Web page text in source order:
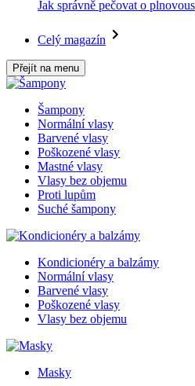
Jak správně pečovat o plnovous
Celý magazín
Přejít na menu
Šampony
Normální vlasy
Barvené vlasy
Poškozené vlasy
Mastné vlasy
Vlasy bez objemu
Proti lupům
Suché šampony
Kondicionéry a balzámy
Normální vlasy
Barvené vlasy
Poškozené vlasy
Vlasy bez objemu
Masky